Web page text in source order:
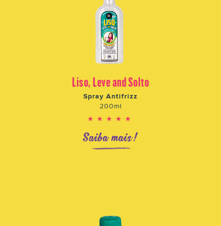
Liso, Leve and Solto
Spray Antifrizz
200ml
★★★★★
Saiba mais!